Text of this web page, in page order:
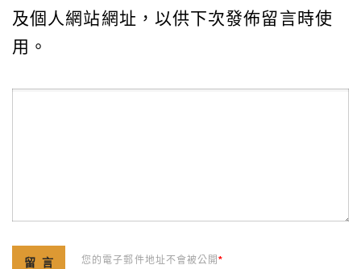
及個人網站網址，以供下次發佈留言時使
用。
您的電子郵件地址不會被公開*